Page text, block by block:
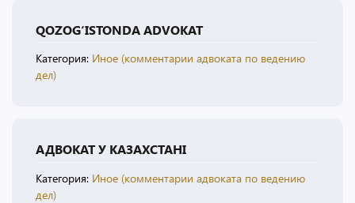
QOZOG‘ISTONDA ADVOKAT
Категория: Иное (комментарии адвоката по ведению
дел)
АДВОКАТ У КАЗАХСТАНІ
Категория: Иное (комментарии адвоката по ведению
дел)